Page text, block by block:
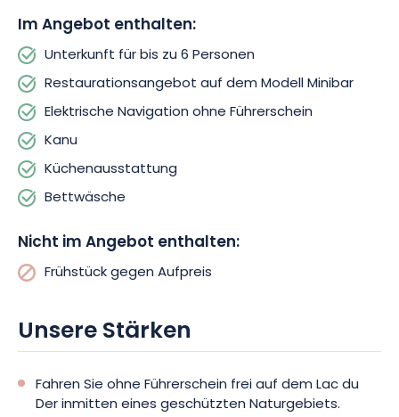
Im Angebot enthalten:
Unterkunft für bis zu 6 Personen
Restaurationsangebot auf dem Modell Minibar
Elektrische Navigation ohne Führerschein
Kanu
Küchenausstattung
Bettwäsche
Nicht im Angebot enthalten:
Frühstück gegen Aufpreis
Unsere Stärken
Fahren Sie ohne Führerschein frei auf dem Lac du
Der inmitten eines geschützten Naturgebiets.